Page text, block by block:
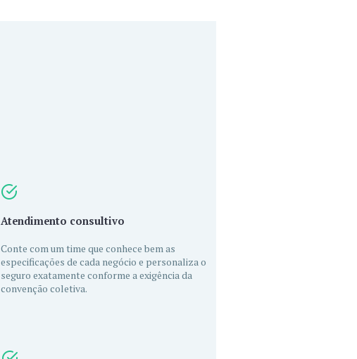
Atendimento consultivo
Conte com um time que conhece bem as
especificações de cada negócio e personaliza o
seguro exatamente conforme a exigência da
convenção coletiva.